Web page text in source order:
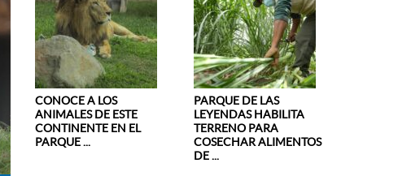
CONOCE A LOS
ANIMALES DE ESTE
CONTINENTE EN EL
PARQUE ...
PARQUE DE LAS
LEYENDAS HABILITA
TERRENO PARA
COSECHAR ALIMENTOS
DE ...